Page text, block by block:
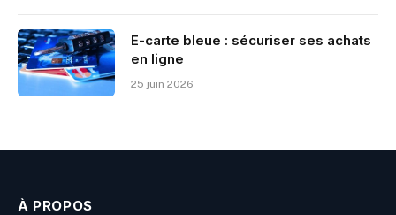
E-carte bleue : sécuriser ses achats
en ligne
25 juin 2026
À PROPOS